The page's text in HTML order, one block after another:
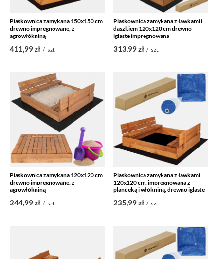
Piaskownica zamykana 150x150 cm
drewno impregnowane, z
agrowłókniną
411,99 zł / szt.
Piaskownica zamykana z ławkami i
daszkiem 120x120 cm drewno
iglaste impregnowana
313,99 zł / szt.
Piaskownica zamykana 120x120 cm
drewno impregnowane, z
agrowłókniną
244,99 zł / szt.
Piaskownica zamykana z ławkami
120x120 cm, impregnowana z
plandeką i włókniną, drewno iglaste
235,99 zł / szt.